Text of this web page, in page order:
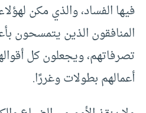
فيها الفساد، والذي مكن
المنافقون الذين يتمسحون
تصرفاتهم، ويجعلون كل
أعمالهم بطولات وغررًا.